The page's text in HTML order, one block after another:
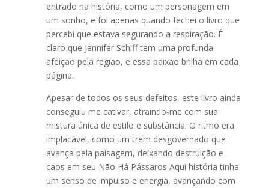
entrado na história, como um personagem em
um sonho, e foi apenas quando fechei o livro que
percebi que estava segurando a respiração. É
claro que Jennifer Schiff tem uma profunda
afeição pela região, e essa paixão brilha em cada
página.
Apesar de todos os seus defeitos, este livro ainda
conseguiu me cativar, atraindo-me com sua
mistura única de estilo e substância. O ritmo era
implacável, como um trem desgovernado que
avança pela paisagem, deixando destruição e
caos em seu Não Há Pássaros Aqui história tinha
um senso de impulso e energia, avançando com